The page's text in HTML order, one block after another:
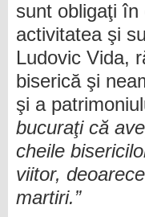
sunt obligaţi în
activitatea şi
Ludovic Vida,
biserică şi
şi a
bucuraţi că
cheile
viitor,
martiri.”